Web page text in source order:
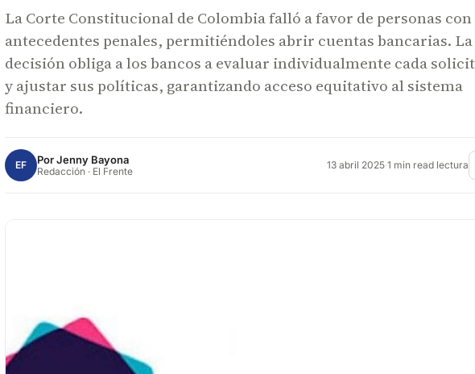
La Corte Constitucional de Colombia falló a favor de personas con
antecedentes penales, permitiéndoles abrir cuentas bancarias. La
decisión obliga a los bancos a evaluar individualmente cada
y ajustar sus políticas, garantizando acceso equitativo al sistema
financiero.
EF PorJenny Bayona
Redacción · El Frente 13 abril 2025·1 min read lectura